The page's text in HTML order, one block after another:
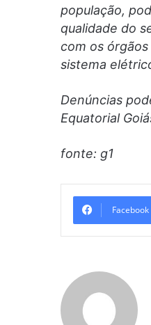
população,
qualidade do
com os
sistema
Denúncias
Equatorial
fonte: g1
Facebook